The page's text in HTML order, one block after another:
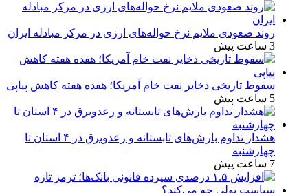
روند صعودی ملایم نرخ حواله‌های ارزی در مرکز مبادله ایران
3 ساعت پیش
سقوط تاریخی ذخایر نفت خام آمریکا؛ هفده هفته کاهش پیاپی
5 ساعت پیش
هشدار تداوم بارش‌های تابستانه و رعدوبرق در ۴ استان تا
چهارشنبه
7 ساعت پیش